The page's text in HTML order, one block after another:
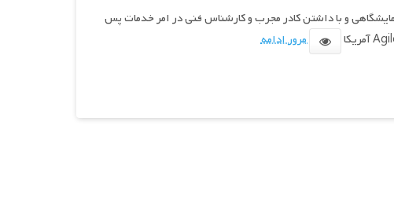
و با داشتن کادر مجرب و کارشناس فنی در امر خدمات پس
مرور ادامه